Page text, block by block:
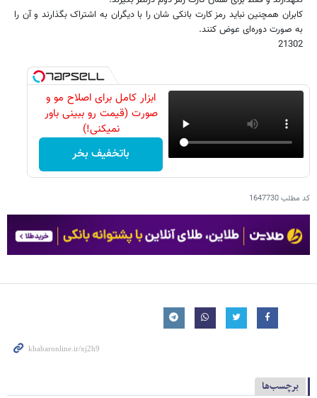
کابران همچنین نباید رمز کارت بانکی شان را با دیگران به اشتراک بگذارند و آن را
به صورت دوره‌ای عوض کنند.
21302
ابزار کامل برای اصلاح مو و
صورت (قیمت رو ببینی باور
نمیکنی!)
باتخفیف بخر
کد مطلب1647730
برچسب‌ها